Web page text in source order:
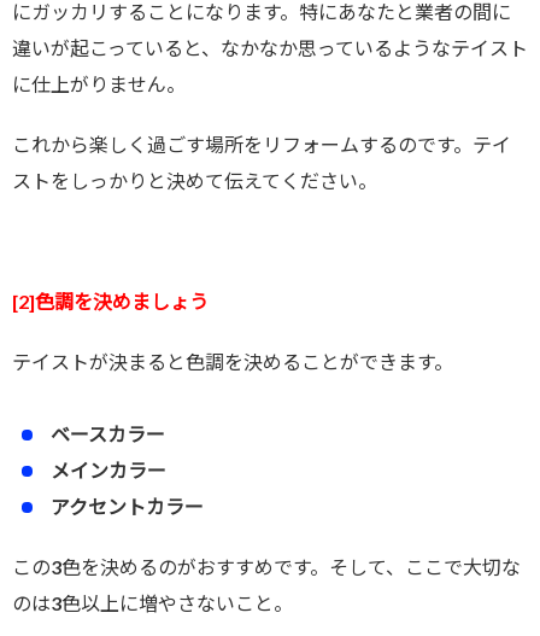
にガッカリすることになります。特にあなたと業者の間に
違いが起こっていると、なかなか思っているようなテイスト
に仕上がりません。
これから楽しく過ごす場所をリフォームするのです。テイ
ストをしっかりと決めて伝えてください。
[2]色調を決めましょう
テイストが決まると色調を決めることができます。
ベースカラー
メインカラー
アクセントカラー
この3色を決めるのがおすすめです。そして、ここで大切な
のは3色以上に増やさないこと。